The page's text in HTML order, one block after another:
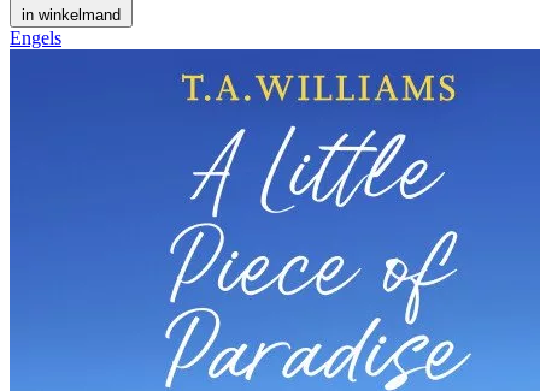
in winkelmand
Engels